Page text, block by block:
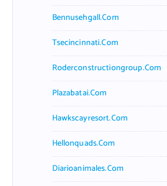
Bennusehgall.com
Tsecincinnati.com
Roderconstructiongroup.com
Plazabatai.com
Hawkscayresort.com
Hellonquads.com
Diarioanimales.com